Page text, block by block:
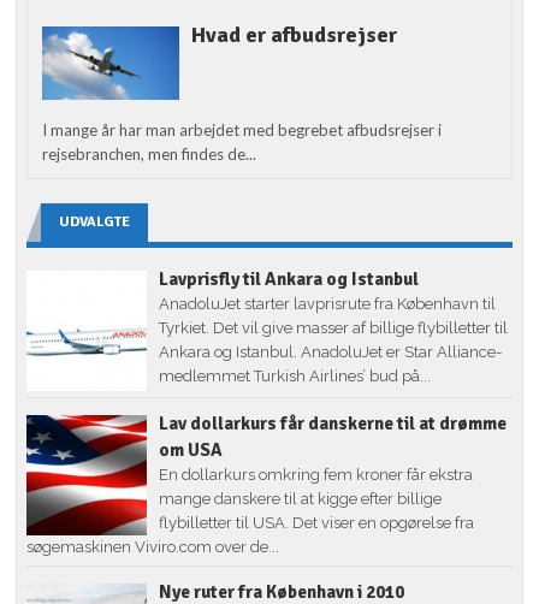
Hvad er afbudsrejser
I mange år har man arbejdet med begrebet afbudsrejser i
rejsebranchen, men findes de...
UDVALGTE
Lavprisfly til Ankara og Istanbul
AnadoluJet starter lavprisrute fra København til
Tyrkiet. Det vil give masser af billige flybilletter til
Ankara og Istanbul. AnadoluJet er Star Alliance-
medlemmet Turkish Airlines’ bud på...
Lav dollarkurs får danskerne til at drømme
om USA
En dollarkurs omkring fem kroner får ekstra
mange danskere til at kigge efter billige
flybilletter til USA. Det viser en opgørelse fra
søgemaskinen Viviro.com over de...
Nye ruter fra København i 2010